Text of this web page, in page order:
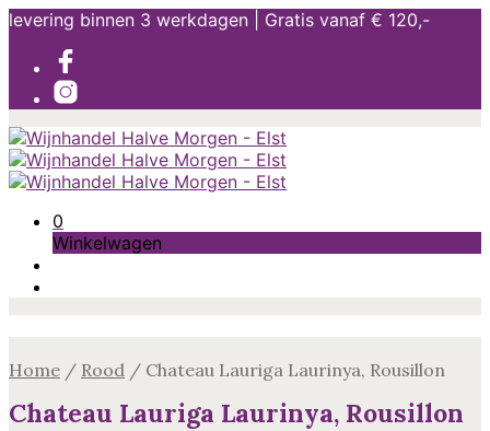
levering binnen 3 werkdagen | Gratis vanaf € 120,-
0
Winkelwagen
Home / Rood / Chateau Lauriga Laurinya, Rousillon
Chateau Lauriga Laurinya, Rousillon